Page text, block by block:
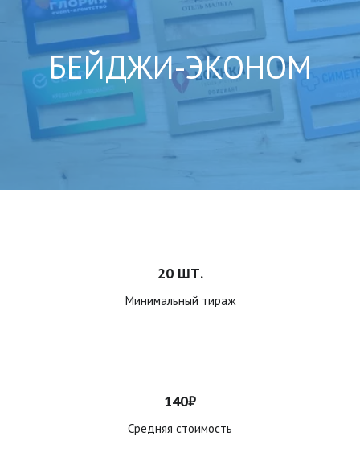
БЕЙДЖИ-ЭКОНОМ
20 ШТ.
Минимальный тираж
140₽
Средняя стоимость